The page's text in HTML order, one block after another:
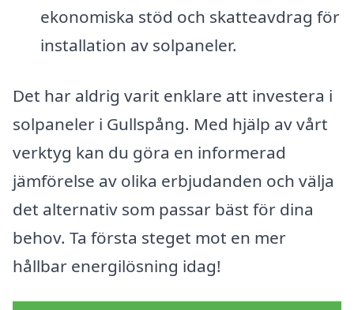
ekonomiska stöd och skatteavdrag för
installation av solpaneler.
Det har aldrig varit enklare att investera i
solpaneler i Gullspång. Med hjälp av vårt
verktyg kan du göra en informerad
jämförelse av olika erbjudanden och välja
det alternativ som passar bäst för dina
behov. Ta första steget mot en mer
hållbar energilösning idag!